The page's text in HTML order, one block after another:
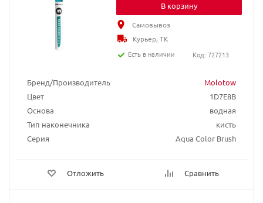
Бренд/Производитель
Molotow
Цвет
1D7E8B
Основа
водная
Тип наконечника
кисть
Серия
Aqua Color Brush
Отложить Сравнить
В корзину
Самовывоз
Курьер, ТК
Есть в наличии
Код: 727213